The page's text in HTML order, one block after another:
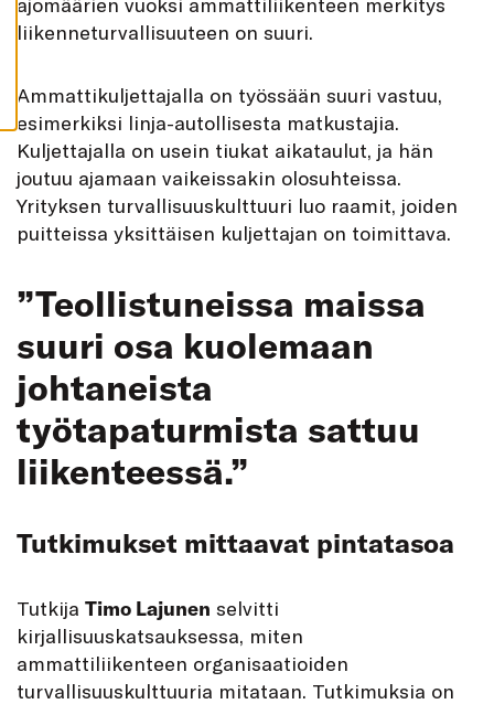
Ä
S
Tliikenneturvallisuuteen on suuri.
Ammattikuljettajalla on työssään suuri vastuu,
esimerkiksi linja-autollisesta matkustajia.
Kuljettajalla on usein tiukat aikataulut, ja hän
joutuu ajamaan vaikeissakin olosuhteissa.
Yrityksen turvallisuuskulttuuri luo raamit, joiden
puitteissa yksittäisen kuljettajan on toimittava.
”Teollistuneissa maissa
suuri osa kuolemaan
johtaneista
työtapaturmista sattuu
liikenteessä.”
Tutkimukset mittaavat pintatasoa
Tutkija Timo Lajunen selvitti
kirjallisuuskatsauksessa, miten
ammattiliikenteen organisaatioiden
turvallisuuskulttuuria mitataan. Tutkimuksia on